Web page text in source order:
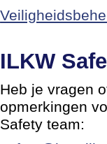
ILKW
Heb je vragen
opmerkingen
Safety team: